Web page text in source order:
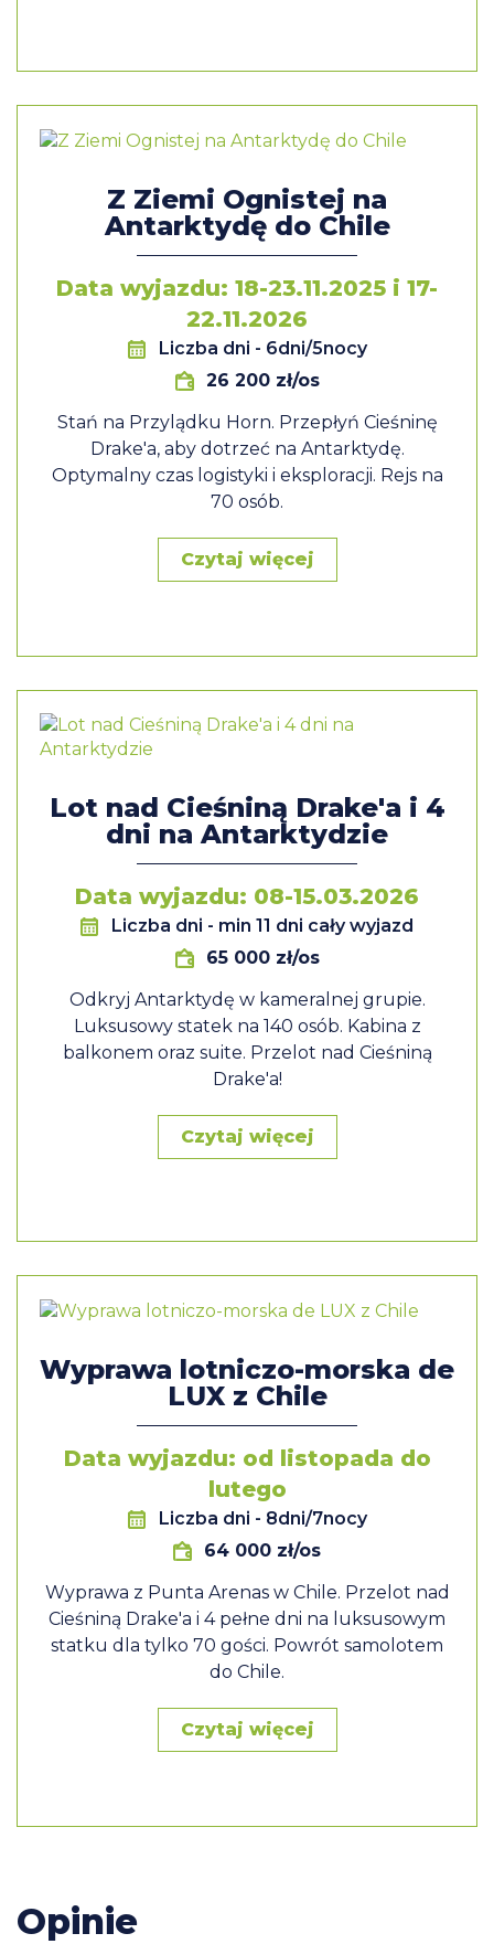
Z Ziemi Ognistej na
Antarktydę do Chile
Data wyjazdu: 18-23.11.2025 i 17-
22.11.2026
Liczba dni - 6dni/5nocy
26 200 zł/os
Stań na Przylądku Horn. Przepłyń Cieśninę
Drake'a, aby dotrzeć na Antarktydę.
Optymalny czas logistyki i eksploracji. Rejs na
70 osób.
Czytaj więcej
Lot nad Cieśniną Drake'a i 4
dni na Antarktydzie
Data wyjazdu: 08-15.03.2026
Liczba dni - min 11 dni cały wyjazd
65 000 zł/os
Odkryj Antarktydę w kameralnej grupie.
Luksusowy statek na 140 osób. Kabina z
balkonem oraz suite. Przelot nad Cieśniną
Drake'a!
Czytaj więcej
Wyprawa lotniczo-morska de
LUX z Chile
Data wyjazdu: od listopada do
lutego
Liczba dni - 8dni/7nocy
64 000 zł/os
Wyprawa z Punta Arenas w Chile. Przelot nad
Cieśniną Drake'a i 4 pełne dni na luksusowym
statku dla tylko 70 gości. Powrót samolotem
do Chile.
Czytaj więcej
Opinie